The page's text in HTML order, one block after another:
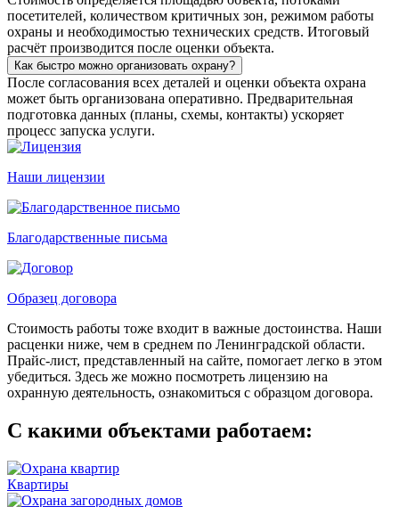
посетителей, количеством критичных зон, режимом работы
охраны и необходимостью технических средств. Итоговый
расчёт производится после оценки объекта.
Как быстро можно организовать охрану?
После согласования всех деталей и оценки объекта охрана
может быть организована оперативно. Предварительная
подготовка данных (планы, схемы, контакты) ускоряет
процесс запуска услуги.
Наши лицензии
Благодарственные письма
Образец договора
Стоимость работы тоже входит в важные достоинства. Наши
расценки ниже, чем в среднем по Ленинградской области.
Прайс-лист, представленный на сайте, помогает легко в этом
убедиться. Здесь же можно посмотреть лицензию на
охранную деятельность, ознакомиться с образцом договора.
С какими объектами работаем:
Квартиры